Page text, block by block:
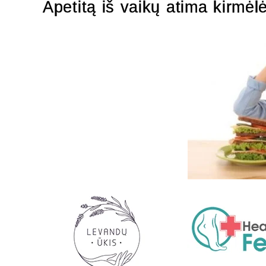
Apetitą iš vaikų atima